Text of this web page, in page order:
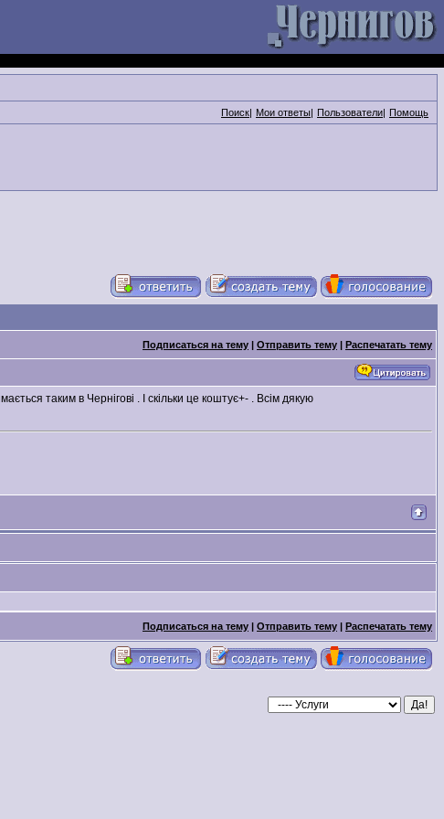
Поиск| Мои ответы| Пользователи| Помощь
Подписаться на тему | Отправить тему | Распечатать тему
таким в Чернігові . І скільки це коштує+- . Всім дякую
Подписаться на тему | Отправить тему | Распечатать тему